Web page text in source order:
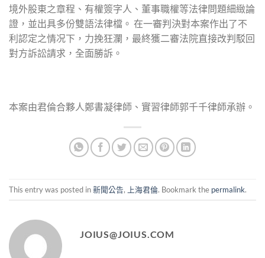
境外股東之章程、有權簽字人、董事職權等法律問題細緻論
證，並出具多份雙語法律檔。 在一審判決對本案作出了不
利認定之情况下，力挽狂瀾，最終獲二審法院直接改判駁回
對方訴訟請求，全面勝訴。
本案由君倫合夥人鄭書凝律師、實習律師郭千千律師承辦。
This entry was posted in新聞公告, 上海君倫. Bookmark the permalink.
JOIUS@JOIUS.COM